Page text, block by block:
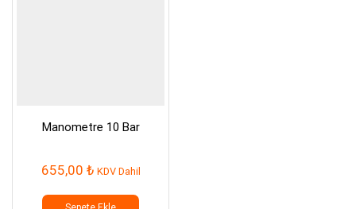
Manometre 10 Bar
655,00 ₺ KDV Dahil